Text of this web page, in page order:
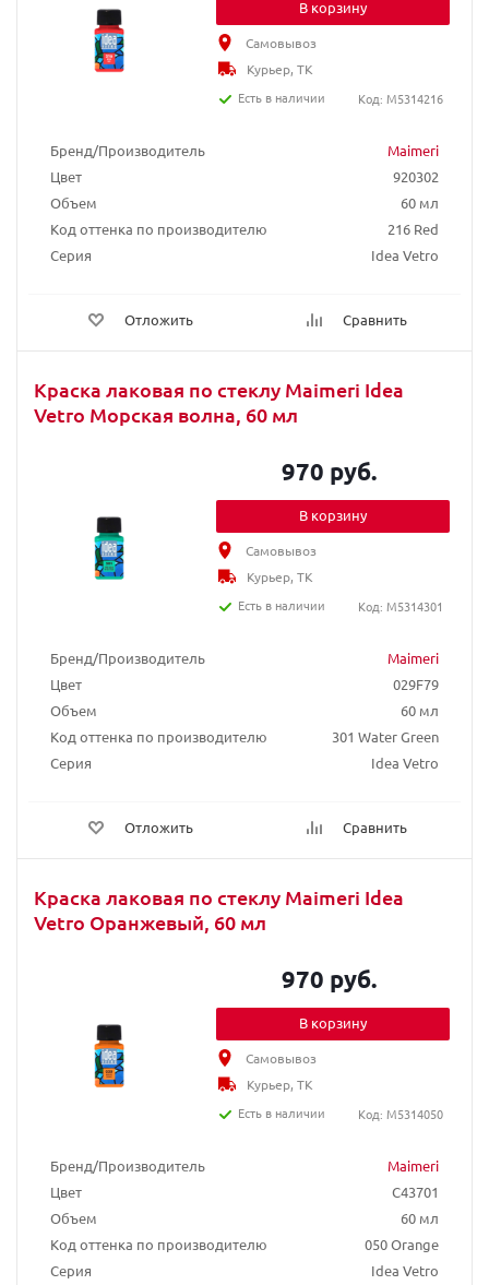
Бренд/Производитель
Maimeri
Цвет
920302
Объем
60 мл
Код оттенка по производителю
216 Red
Серия
Idea Vetro
Отложить Сравнить
В корзину
Самовывоз
Курьер, ТК
Есть в наличии
Код: M5314216
Краска лаковая по стеклу Maimeri Idea
Vetro Морская волна, 60 мл
Бренд/Производитель
Maimeri
Цвет
029F79
Объем
60 мл
Код оттенка по производителю
301 Water Green
Серия
Idea Vetro
Отложить Сравнить
970 руб.
В корзину
Самовывоз
Курьер, ТК
Есть в наличии
Код: M5314301
Краска лаковая по стеклу Maimeri Idea
Vetro Оранжевый, 60 мл
Бренд/Производитель
Maimeri
Цвет
C43701
Объем
60 мл
Код оттенка по производителю
050 Orange
Серия
Idea Vetro
970 руб.
В корзину
Самовывоз
Курьер, ТК
Есть в наличии
Код: M5314050